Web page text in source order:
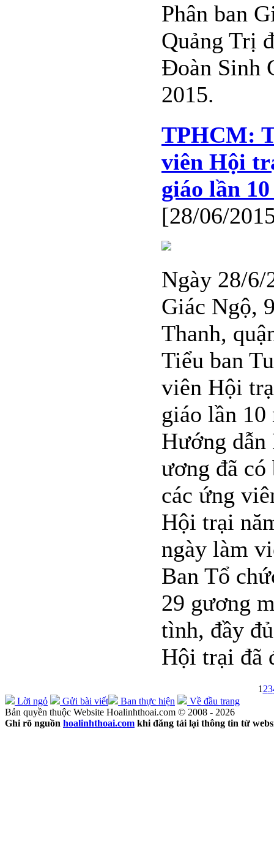
Phân ban
Quảng Trị
Đoàn Sinh
2015.
TPHCM:
viên Hội
giáo lần
[28/06/
Ngày 28/6/
Giác Ngộ,
Thanh,
Tiểu ban
viên Hội
giáo lần 10
Hướng dẫn
ương đã có
các ứng
Hội trại
ngày làm
Ban Tổ
29 gương
tình, đầy
Hội trại đã
1 23
Lời ngỏ
Gửi bài viết Ban thực hiện
Về đầu trang
Bản quyền thuộc Website Hoalinhthoai.com © 2008 - 2026
Ghi rõ nguồn hoalinhthoai.com khi đăng tải lại thông tin từ